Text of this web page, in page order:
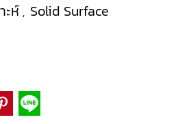
ะห์ , Solid Surface